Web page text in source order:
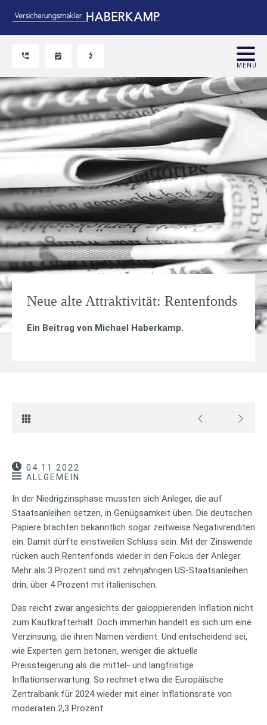
Neue alte Attraktivität: Rentenfonds
Ein Beitrag von Michael Haberkamp.
04.11.2022
ALLGEMEIN
In der Niedrigzinsphase mussten sich Anleger, die auf
Staatsanleihen setzen, in Genügsamkeit üben. Die deutschen
Papiere brachten bekanntlich sogar zeitweise Negativrenditen
ein. Damit dürfte einstweilen Schluss sein: Mit der Zinswende
rücken auch Rentenfonds wieder in den Fokus der Anleger.
Mehr als 3 Prozent sind mit zehnjährigen US-Staatsanleihen
drin, über 4 Prozent mit italienischen.
Das reicht zwar angesichts der galoppierenden Inflation nicht
zum Kaufkrafterhalt. Doch immerhin handelt es sich um eine
Verzinsung, die ihren Namen verdient. Und entscheidend sei,
wie Experten gern betonen, weniger die aktuelle
Preissteigerung als die mittel- und langfristige
Inflationserwartung. So rechnet etwa die Europäische
Zentralbank für 2024 wieder mit einer Inflationsrate von
moderaten 2,3 Prozent.